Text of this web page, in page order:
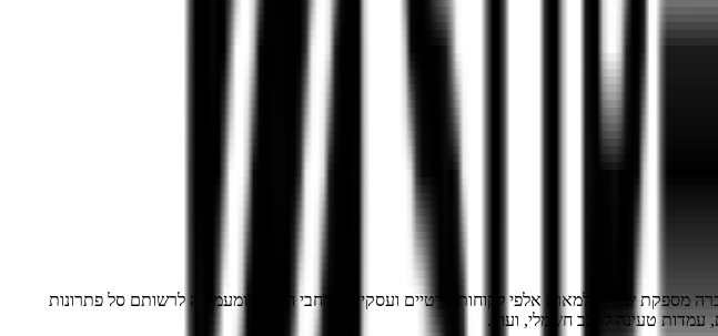
מספקת שירות למאות אלפי לקוחות פרטיים ועסקיים ברחבי הארץ, ומעמידה לרשותם סל פתרונות
עמדות טעינה לרכב חשמלי, ועוד.